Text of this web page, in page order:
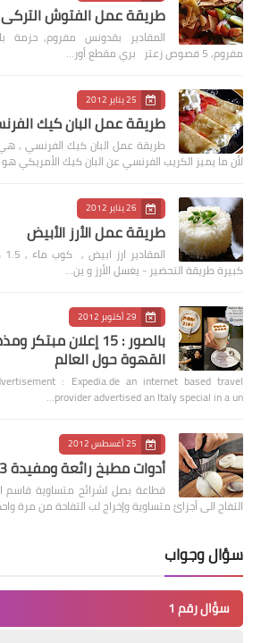
طريقة عمل الفتوش التركي
مفروم, 5 فصوص زعتر بري مقطع أور…
25 يناير 2012
طريقة عمل البان كيك
طريقة عمل البان كيك الفرنسي ,
لأن ما يميز الكريب الفرنسي عن البان كيك الأمريكي
26 يناير 2012
طريقة عمل الأرز الأبيض
كبيرة طريقة التحضير - يغسل الأرز و ين…
29 أكتوبر 2012
بالصور : 15 إعلان
القهوة حول العالم
: Expedia.de an internet based travel
provider advertised an Italy special in a un…
25 أغسطس 2012
أدوات مطبخ رائعة ومفيدة 2023
قطاعة بصل لشرائح متساوية قاسم
التفاح الى أجزائ متساوية وإخراج لب التفاحة من مرة
سؤال وجواب
سؤال رقم 1